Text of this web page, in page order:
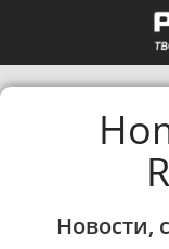
Новости,